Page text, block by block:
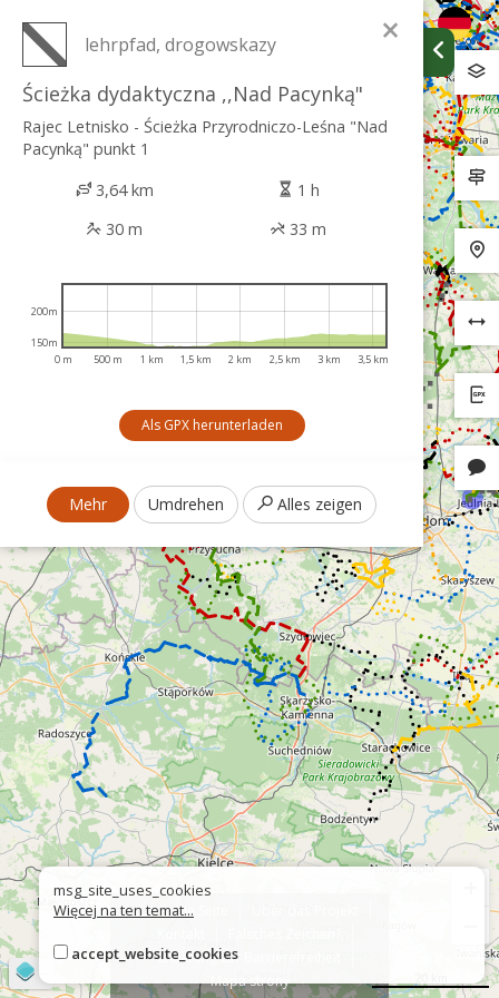
×
lehrpfad, drogowskazy
Ścieżka dydaktyczna ,,Nad Pacynką"
Rajec Letnisko - Ścieżka Przyrodniczo-Leśna "Nad
Pacynką" punkt 1
3,64 km
1 h
30 m
33 m
0 m 500 m 1 km 1,5 km 2 km 2,5 km 3 km 3,5 km
150m
200m
Als GPX herunterladen
Mehr Umdrehen Alles zeigen
Über die Seite
Erklärung zur Barrierefreiheit
Mapa strony
msg_site_uses_cookies
Więcej na ten temat...
accept_website_cookies